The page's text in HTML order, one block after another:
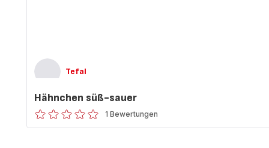
Tefal
Hähnchen süß-sauer
ratings.0
1 Bewertungen